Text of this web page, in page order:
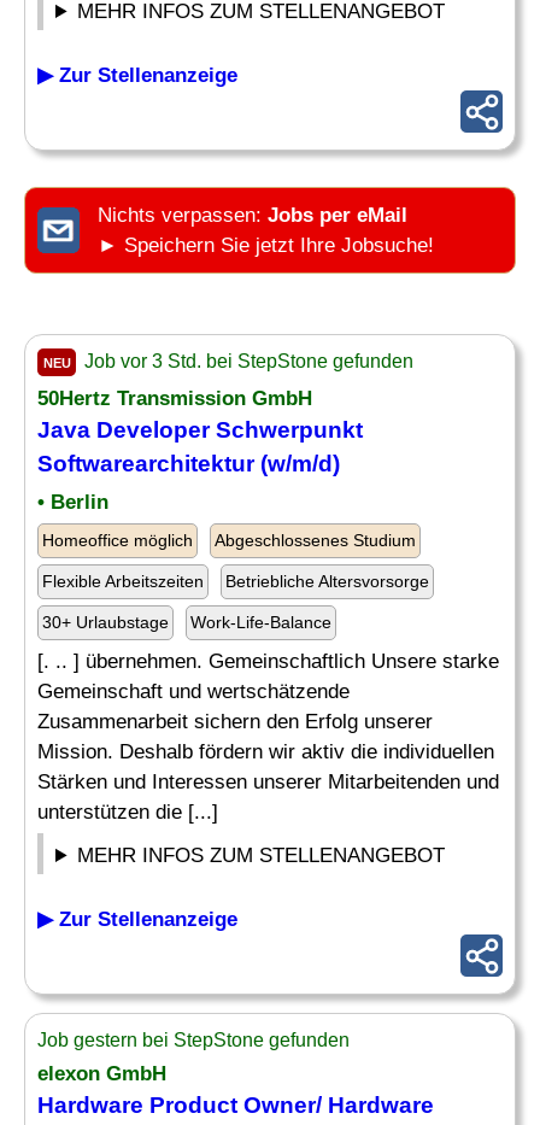
MEHR INFOS ZUM STELLENANGEBOT
▶ Zur Stellenanzeige
Nichts verpassen: Jobs per eMail
► Speichern Sie jetzt Ihre Jobsuche!
NEU Job vor 3 Std. bei StepStone gefunden
50Hertz Transmission GmbH
Java DeveloperSchwerpunkt
Softwarearchitektur (w/m/d)
• Berlin
Homeoffice möglich Abgeschlossenes Studium
Flexible Arbeitszeiten Betriebliche Altersvorsorge
30+ Urlaubstage Work-Life-Balance
[. .. ] übernehmen. Gemeinschaftlich Unsere starke
Gemeinschaft und wertschätzende
Zusammenarbeit sichern den Erfolg unserer
Mission. Deshalb fördern wir aktiv die individuellen
Stärken und Interessen unserer Mitarbeitenden und
unterstützen die [...]
MEHR INFOS ZUM STELLENANGEBOT
▶ Zur Stellenanzeige
Job gestern bei StepStone gefunden
elexon GmbH
Hardware Product Owner/ Hardware